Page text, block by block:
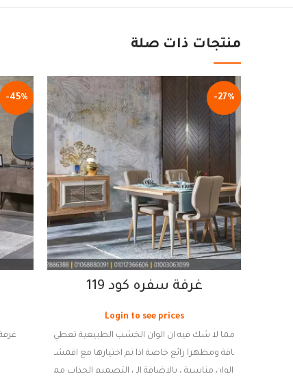
منتجات ذات صلة
-27%
غرفة سفره كود 119
Login to see prices
مما لا شك فيه ان الوان الخشب الطبيعية تعطي
اناقة ومظهرا رائع خاصة اذا تم اختيارها مع اقمشة
والوان مناسبة ، بالاضافة الي التصميم الجذاب مما
-45%